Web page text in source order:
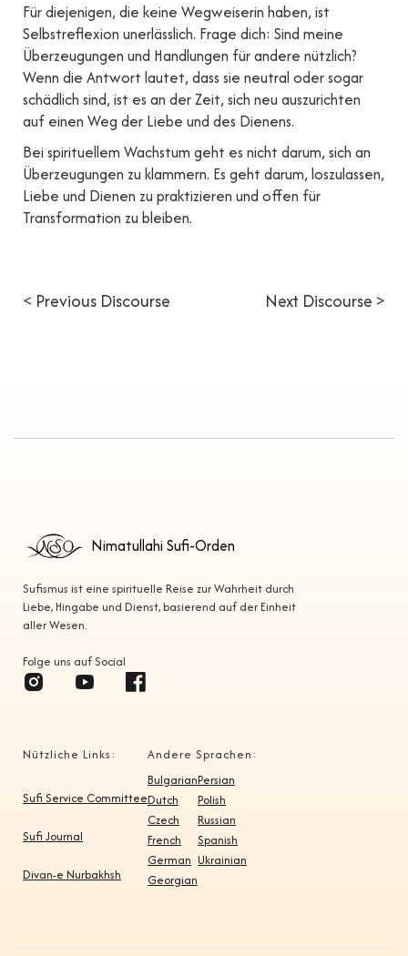
Für diejenigen, die keine Wegweiserin haben, ist
Selbstreflexion unerlässlich. Frage dich: Sind meine
Überzeugungen und Handlungen für andere nützlich?
Wenn die Antwort lautet, dass sie neutral oder sogar
schädlich sind, ist es an der Zeit, sich neu auszurichten
auf einen Weg der Liebe und des Dienens.
Bei spirituellem Wachstum geht es nicht darum, sich an
Überzeugungen zu klammern. Es geht darum, loszulassen,
Liebe und Dienen zu praktizieren und offen für
Transformation zu bleiben.
< Previous Discourse Next Discourse >
Nimatullahi Sufi-Orden
Sufismus ist eine spirituelle Reise zur Wahrheit durch
Liebe, Hingabe und Dienst, basierend auf der Einheit
aller Wesen.
Folge uns auf Social
Nützliche Links:
Sufi Service Committee
Sufi Journal
Divan-e Nurbakhsh
Andere Sprachen:
Bulgarian
Dutch
Czech
French
German
Georgian
Persian
Polish
Russian
Spanish
Ukrainian